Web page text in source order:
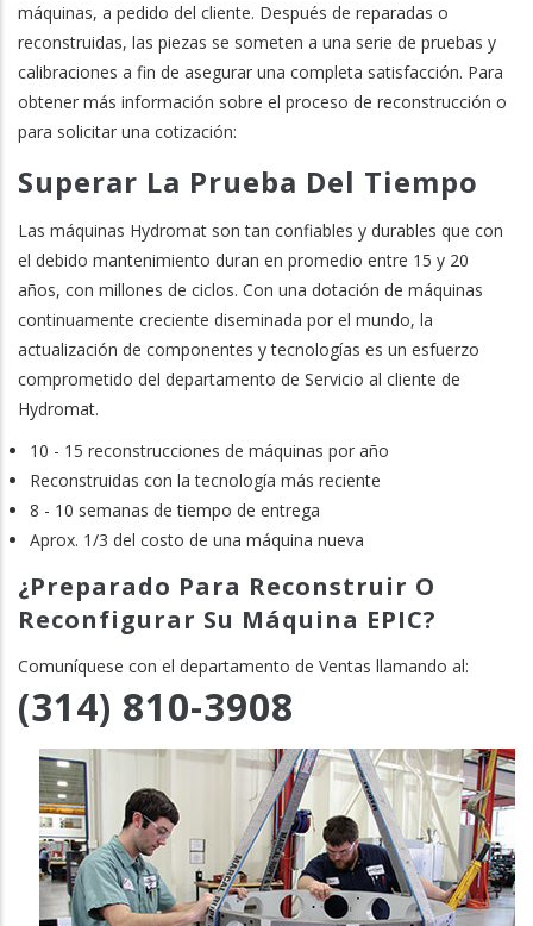
máquinas, a pedido del cliente. Después de reparadas o
reconstruidas, las piezas se someten a una serie de pruebas y
calibraciones a fin de asegurar una completa satisfacción. Para
obtener más información sobre el proceso de reconstrucción o
para solicitar una cotización:
Superar La Prueba Del Tiempo
Las máquinas Hydromat son tan confiables y durables que con
el debido mantenimiento duran en promedio entre 15 y 20
años, con millones de ciclos. Con una dotación de máquinas
continuamente creciente diseminada por el mundo, la
actualización de componentes y tecnologías es un esfuerzo
comprometido del departamento de Servicio al cliente de
Hydromat.
10 - 15 reconstrucciones de máquinas por año
Reconstruidas con la tecnología más reciente
8 - 10 semanas de tiempo de entrega
Aprox. 1/3 del costo de una máquina nueva
¿Preparado Para Reconstruir O
Reconfigurar Su Máquina EPIC?
Comuníquese con el departamento de Ventas llamando al:
(314) 810-3908